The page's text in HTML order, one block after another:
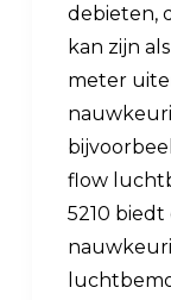
debieten,
kan zijn
meter
flow
5210